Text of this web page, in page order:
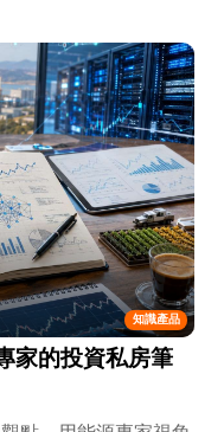
知識產品
家的投資私房筆